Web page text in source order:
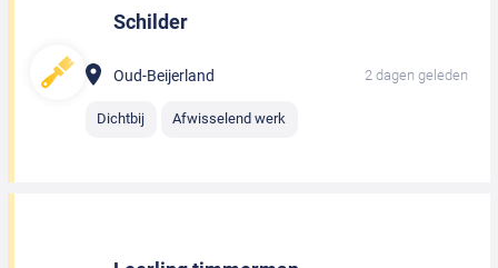
Schilder
Oud-Beijerland 2 dagen geleden
Dichtbij Afwisselend werk